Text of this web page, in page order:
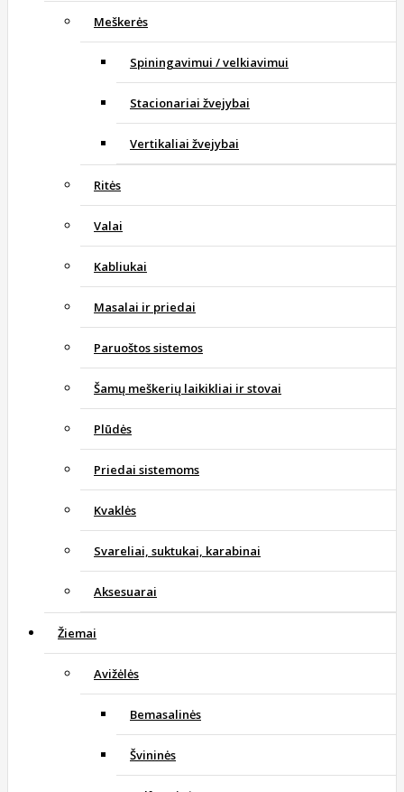
Meškerės
Spiningavimui / velkiavimui
Stacionariai žvejybai
Vertikaliai žvejybai
Ritės
Valai
Kabliukai
Masalai ir priedai
Paruoštos sistemos
Šamų meškerių laikikliai ir stovai
Plūdės
Priedai sistemoms
Kvaklės
Svareliai, suktukai, karabinai
Aksesuarai
Žiemai
Avižėlės
Bemasalinės
Švininės